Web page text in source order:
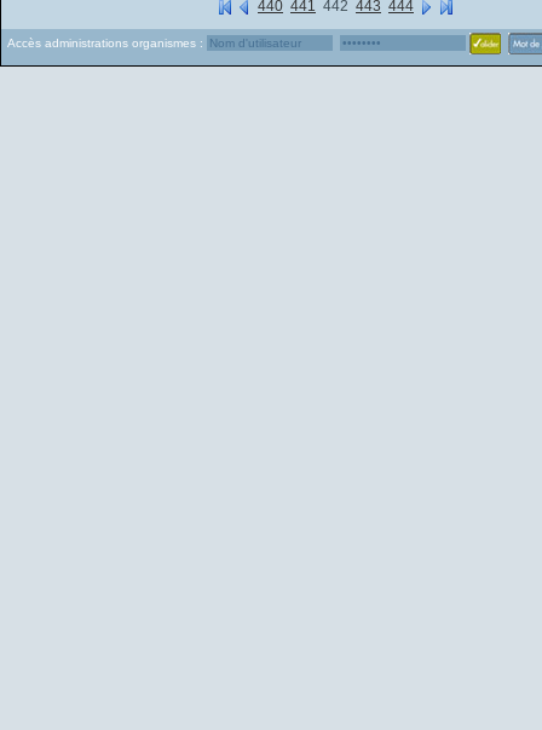
440 441 442 443 444
Accès administrations organismes :